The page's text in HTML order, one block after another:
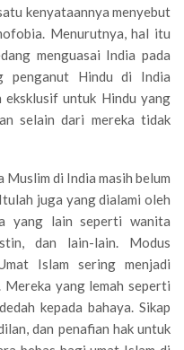
kenyataannya menyebut
Menurutnya, hal itu
menguasai India pada
penganut Hindu di India
eksklusif untuk Hindu yang
selain dari mereka tidak
di India masih belum
juga yang dialami oleh
yang lain seperti wanita
dan lain-lain. Modus
Islam sering menjadi
Mereka yang lemah seperti
kepada bahaya. Sikap
dan penafian hak untuk